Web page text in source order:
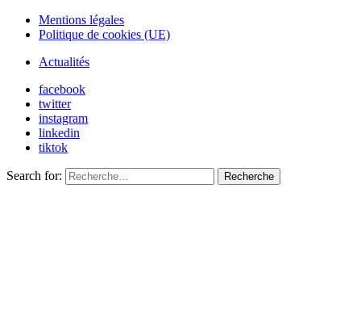
Mentions légales
Politique de cookies (UE)
Actualités
facebook
twitter
instagram
linkedin
tiktok
Search for: Recherche